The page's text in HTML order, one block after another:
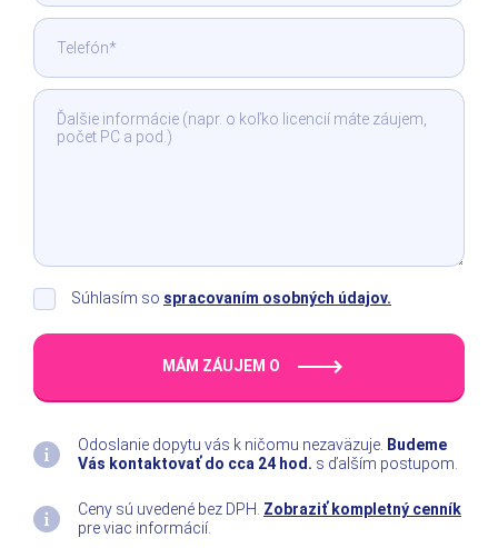
Súhlasím so spracovaním osobných údajov.
MÁM ZÁUJEM O
Odoslanie dopytu vás k ničomu nezaväzuje. Budeme
Vás kontaktovať do cca 24 hod. s ďalším postupom.
Ceny sú uvedené bez DPH. Zobraziť kompletný cenník
pre viac informácií.